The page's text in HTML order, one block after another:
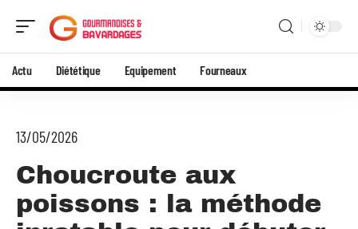
Actu Diététique Equipement Fourneaux
13/05/2026
Choucroute aux
poissons : la méthode